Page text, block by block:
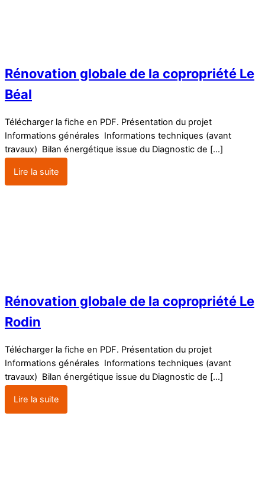
Rénovation globale de la copropriété Le
Béal
Télécharger la fiche en PDF. Présentation du projet
Informations générales Informations techniques (avant
travaux) Bilan énergétique issue du Diagnostic de […]
Lire la suite
Rénovation globale de la copropriété Le
Rodin
Télécharger la fiche en PDF. Présentation du projet
Informations générales Informations techniques (avant
travaux) Bilan énergétique issue du Diagnostic de […]
Lire la suite